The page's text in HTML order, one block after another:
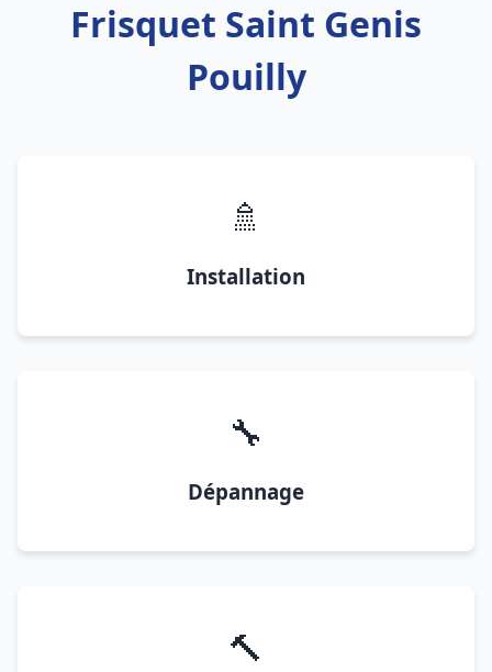
Frisquet Saint Genis
Pouilly
🚿
Installation
🔧
Dépannage
🔨